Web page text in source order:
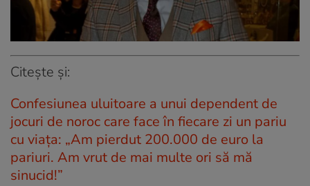
Citește și:
Confesiunea uluitoare a unui dependent de
jocuri de noroc care face în fiecare zi un pariu
cu viața: „Am pierdut 200.000 de euro la
pariuri. Am vrut de mai multe ori să mă
sinucid!”